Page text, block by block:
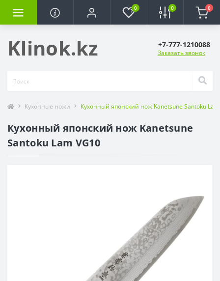
0 0 0
Klinok.kz +7-777-1210088
Заказать звонок
Кухонные ножи Кухонный японский нож Kanetsune Santoku Lam
Кухонный японский нож Kanetsune
Santoku Lam VG10